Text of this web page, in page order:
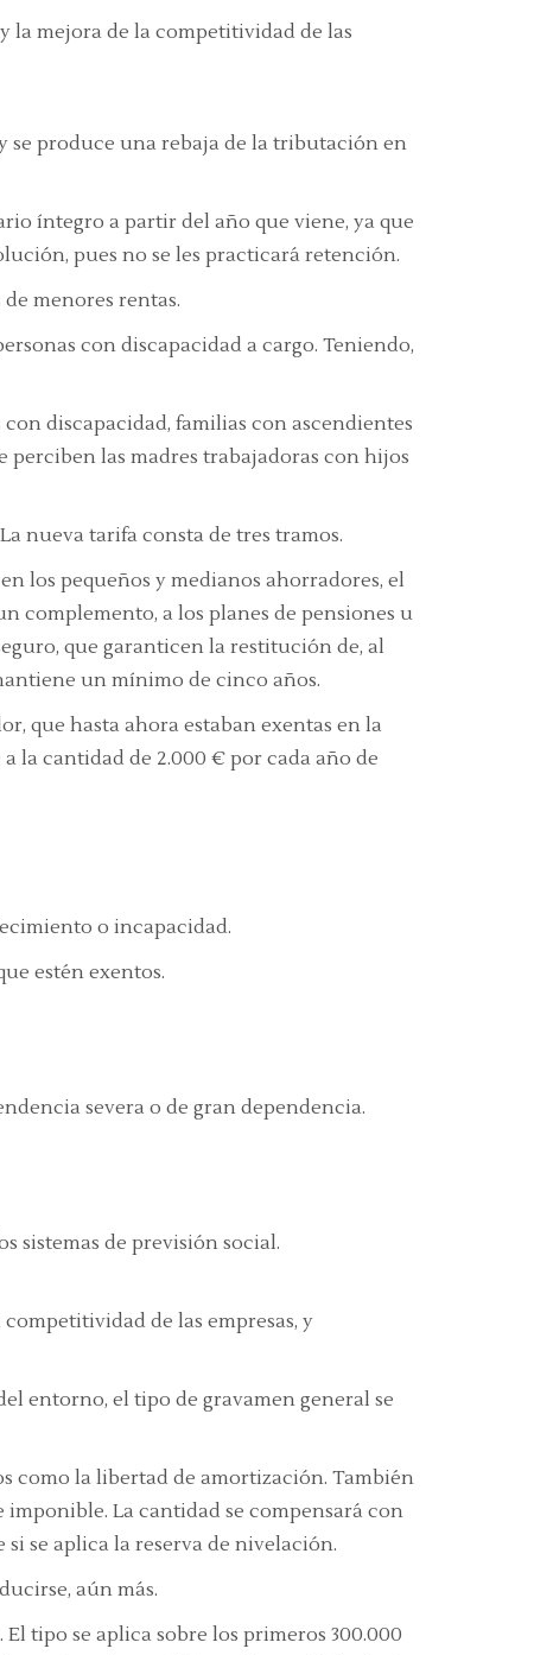
la mejora de la competitividad de las
se produce una rebaja de la tributación en
íntegro a partir del año que viene, ya que
pues no se les practicará retención.
menores rentas.
con discapacidad a cargo. Teniendo,
con discapacidad, familias con ascendientes
perciben las madres trabajadoras con hijos
nueva tarifa consta de tres tramos.
los pequeños y medianos ahorradores, el
complemento, a los planes de pensiones u
que garanticen la restitución de, al
un mínimo de cinco años.
que hasta ahora estaban exentas en la
la cantidad de 2.000 € por cada año de
o incapacidad.
estén exentos.
severa o de gran dependencia.
sistemas de previsión social.
de las empresas, y
entorno, el tipo de gravamen general se
como la libertad de amortización. También
La cantidad se compensará con
se aplica la reserva de nivelación.
aún más.
tipo se aplica sobre los primeros 300.000